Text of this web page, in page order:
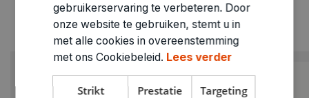
gebruikerservaring te verbeteren. Door
onze website te gebruiken, stemt u in
met alle cookies in overeenstemming
met ons Cookiebeleid. Lees verder
Strikt
Prestatie Targeting